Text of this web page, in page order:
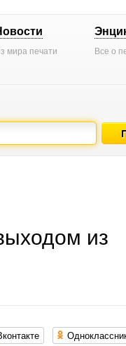
мира печати Все о
из